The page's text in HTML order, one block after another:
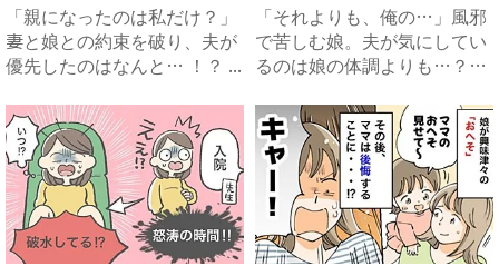
「親になったのは私だけ？」
妻と娘との約束を破り、夫が
優先したのはなんと… ！？ ...
「それよりも、俺の…」風邪
で苦しむ娘。夫が気にしてい
るのは娘の体調よりも…？